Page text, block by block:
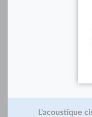
L'acoustique